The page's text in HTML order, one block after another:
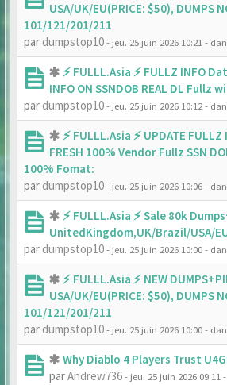
USA/UK/EU(PRICE: $50), DUMPS
101/121/201/211
par dumpstop10- jeu. 25 juin 2026 10:21 -
⚡ FULLL.Asia ⚡ FULLZ INFO
INFO ON SSNDOB REAL DL Fullz
par dumpstop10- jeu. 25 juin 2026 10:12-
⚡ FULLL.Asia ⚡ UPDATE FULLZ
FRESH 100% Vendor Fullz SSN
100% Fomat:
par dumpstop10- jeu. 25 juin 2026 10:06-
⚡ FULLL.Asia ⚡ Sale 80k
UnitedKingdom,UK/Brazil/USA/
par dumpstop10- jeu. 25 juin 2026 10:00-
⚡ FULLL.Asia ⚡ NEW
USA/UK/EU(PRICE: $50), DUMPS
101/121/201/211
par dumpstop10- jeu. 25 juin 2026 10:00-
Why Diablo 4 Players Trust
parAndrew736- jeu. 25 juin 2026 09:11